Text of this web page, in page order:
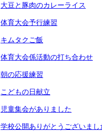
大豆と豚肉のカレーライス
体育大会予行練習
キムタクご飯
体育大会係活動の打ち合わせ
朝の応援練習
こどもの日献立
児童集会がありました
学校公開ありがとうございまし